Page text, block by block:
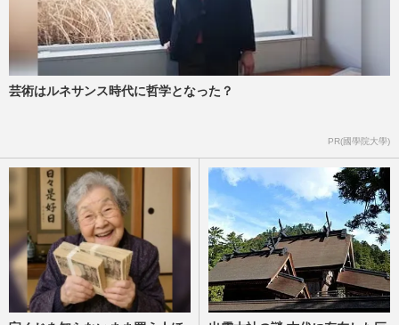
芸術はルネサンス時代に哲学となった？
PR(國學院大學)